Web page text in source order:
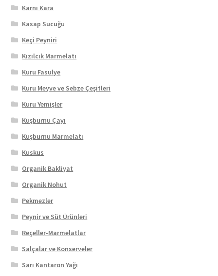
Karnı Kara
Kasap Sucuğu
Keçi Peyniri
Kızılcık Marmelatı
Kuru Fasulye
Kuru Meyve ve Sebze Çeşitleri
Kuru Yemişler
Kuşburnu Çayı
Kuşburnu Marmelatı
Kuskus
Organik Bakliyat
Organik Nohut
Pekmezler
Peynir ve Süt Ürünleri
Reçeller-Marmelatlar
Salçalar ve Konserveler
Sarı Kantaron Yağı